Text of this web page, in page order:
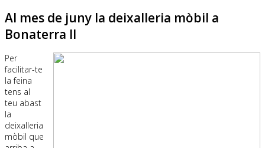
Al mes de juny la deixalleria mòbil a
Bonaterra II
Per
facilitar-te
la feina
tens al
teu abast
la
deixalleria
mòbil que